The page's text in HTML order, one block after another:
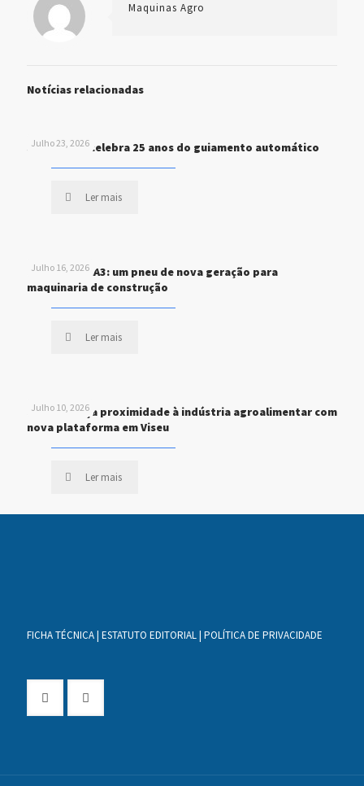
Maquinas Agro
Notícias relacionadas
Julho 23, 2026
John Deere celebra 25 anos do guiamento automático
Ler mais
Julho 16, 2026
MICHELIN XHA3: um pneu de nova geração para
maquinaria de construção
Ler mais
Julho 10, 2026
STEF reforça proximidade à indústria agroalimentar com
nova plataforma em Viseu
Ler mais
FICHA TÉCNICA| ESTATUTO EDITORIAL| POLÍTICA DE PRIVACIDADE